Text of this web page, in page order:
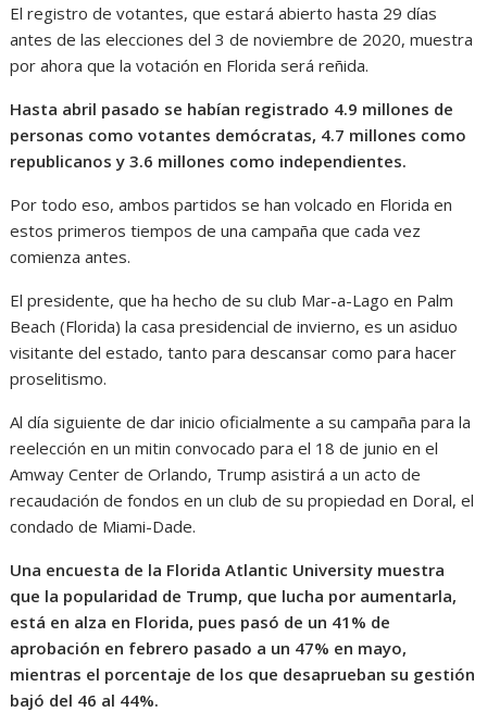
El registro de votantes, que estará abierto hasta 29 días
antes de las elecciones del 3 de noviembre de 2020, muestra
por ahora que la votación en Florida será reñida.
Hasta abril pasado se habían registrado 4.9 millones de
personas como votantes demócratas, 4.7 millones como
republicanos y 3.6 millones como independientes.
Por todo eso, ambos partidos se han volcado en Florida en
estos primeros tiempos de una campaña que cada vez
comienza antes.
El presidente, que ha hecho de su club Mar-a-Lago en Palm
Beach (Florida) la casa presidencial de invierno, es un asiduo
visitante del estado, tanto para descansar como para hacer
proselitismo.
Al día siguiente de dar inicio oficialmente a su campaña para la
reelección en un mitin convocado para el 18 de junio en el
Amway Center de Orlando, Trump asistirá a un acto de
recaudación de fondos en un club de su propiedad en Doral, el
condado de Miami-Dade.
Una encuesta de la Florida Atlantic University muestra
que la popularidad de Trump, que lucha por aumentarla,
está en alza en Florida, pues pasó de un 41% de
aprobación en febrero pasado a un 47% en mayo,
mientras el porcentaje de los que desaprueban su gestión
bajó del 46 al 44%.